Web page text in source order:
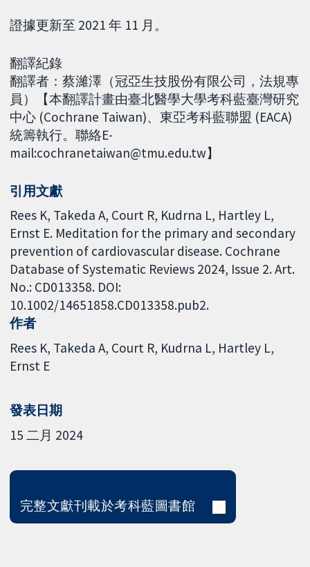
證據更新至 2021 年 11 月。
翻譯紀錄
翻譯者：蔡濰澤（冠亞生技股份有限公司，法規專
員）【本翻譯計畫由臺北醫學大學考科藍臺灣研究
中心 (Cochrane Taiwan)、東亞考科藍聯盟 (EACA)
統籌執行。聯絡E-
mail:cochranetaiwan@tmu.edu.tw】
引用文獻
Rees K, Takeda A, Court R, Kudrna L, Hartley L,
Ernst E. Meditation for the primary and secondary
prevention of cardiovascular disease. Cochrane
Database of Systematic Reviews 2024, Issue 2. Art.
No.: CD013358. DOI:
10.1002/14651858.CD013358.pub2.
作者
Rees K Takeda A Court R Kudrna L Hartley L
Ernst E
發表日期
15 二月 2024
完整文獻刊載於考科藍圖書館